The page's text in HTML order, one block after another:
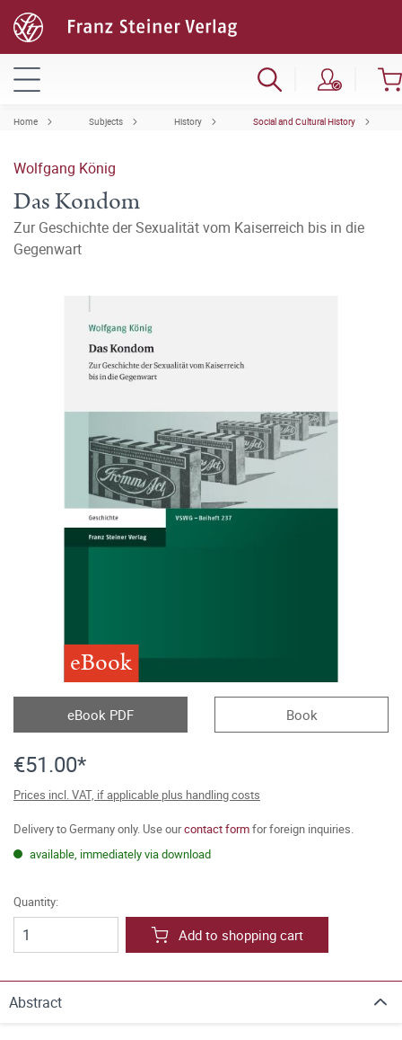
Home Subjects History Social and Cultural History
Wolfgang König
Das Kondom
Zur Geschichte der Sexualität vom Kaiserreich bis in die
Gegenwart
eBook
eBook PDF Book
€51.00*
Prices incl. VAT, if applicable plus handling costs
Delivery to Germany only. Use ourcontact formfor foreign inquiries.
available, immediately via download
Quantity:
Add to shopping cart
Abstract